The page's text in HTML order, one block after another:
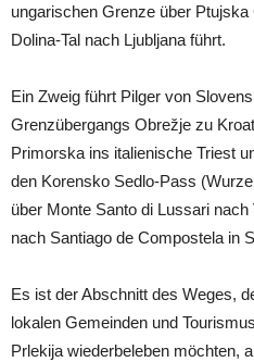
ungarischen Grenze über
Dolina-Tal nach Ljubljana führt.
Ein Zweig führt Pilger von
Grenzübergangs Obrežje zu
Primorska ins italienische Triest
den Korensko Sedlo-Pass
über Monte Santo di Lussari
nach Santiago de Compostela in
Es ist der Abschnitt des Weges,
lokalen Gemeinden und
Prlekija wiederbeleben möchten,